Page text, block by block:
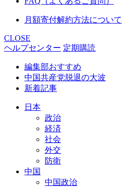
月額寄付解約方法について
CLOSE
ヘルプセンター 定期購読
編集部おすすめ
中国共産党脱退の大波
新着記事
日本
政治
経済
社会
外交
防衛
中国
中国政治